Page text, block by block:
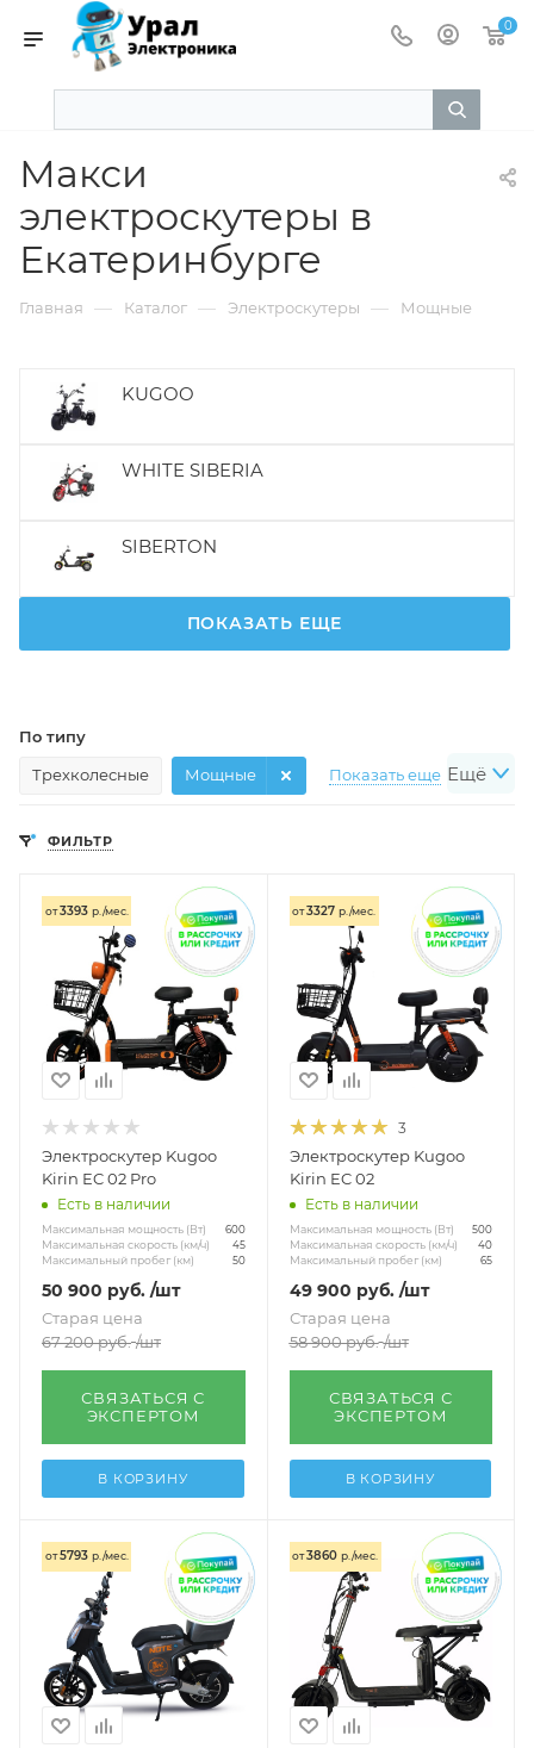
0
Макси
электроскутеры в
Екатеринбурге
Главная — Каталог — Электроскутеры — Мощные
KUGOO
WHITE SIBERIA
SIBERTON
ПОКАЗАТЬ ЕЩЕ
Ещё
По типу
Трехколесные
Мощные Показать еще
Взрослые
По мощности
Мощность 350W
Мощность 500W
Показать еще
Другое
Трехколесные взрослые
ФИЛЬТР
от3393 р./мес.
Электроскутер Kugoo
Kirin EC 02 Pro
Есть в наличии
Максимальная мощность (Вт) 600
Максимальная скорость (км/ч) 45
Максимальный пробег (км) 50
50 900 руб. /шт
Старая цена
67 200руб. /шт
СВЯЗАТЬСЯ С
ЭКСПЕРТОМ
В КОРЗИНУ
от3327 р./мес.
3
Электроскутер Kugoo
Kirin EC 02
Есть в наличии
Максимальная мощность (Вт) 500
Максимальная скорость (км/ч) 40
Максимальный пробег (км) 65
49 900 руб. /шт
Старая цена
58 900руб. /шт
СВЯЗАТЬСЯ С
ЭКСПЕРТОМ
В КОРЗИНУ
от5793 р./мес. от3860 р./мес.